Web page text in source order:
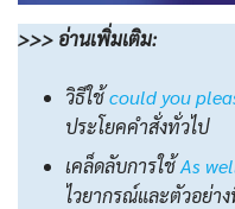
>>> อ่านเพิ่มเติม:
วิธีใช้could you
ประโยคคำสั่งทั่วไป
เคล็ดลับการใช้As
ไวยากรณ์และตัวอย่าง